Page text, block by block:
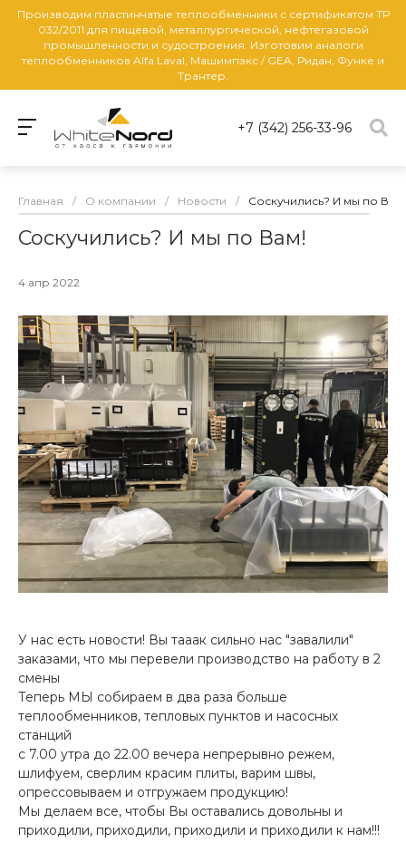
Производим пластинчатые теплообменники с сертификатом ТР
032/2011 для пищевой, металлургической, нефтегазовой
промышленности и судостроения. Изготовим аналоги
теплообменников Alfa Laval, Машимпэкс / GEA, Ридан, Функе и
Трантер.
+7 (342) 256-33-96
Главная / О компании / Новости / Соскучились? И мы по Вам!
Соскучились? И мы по Вам!
4 апр 2022
У нас есть новости! Вы тааак сильно нас "завалили"
заказами, что мы перевели производство на работу в 2
смены
Теперь МЫ собираем в два раза больше
теплообменников, тепловых пунктов и насосных
станций
с 7.00 утра до 22.00 вечера непрерывно режем,
шлифуем, сверлим красим плиты, варим швы,
опрессовываем и отгружаем продукцию!
Мы делаем все, чтобы Вы оставались довольны и
приходили, приходили, приходили и приходили к нам!!!